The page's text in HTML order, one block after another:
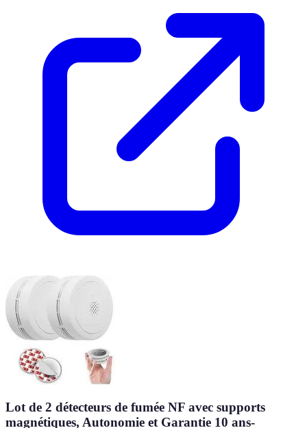
Lot de 2 détecteurs de fumée NF avec supports
magnétiques, Autonomie et Garantie 10 ans-